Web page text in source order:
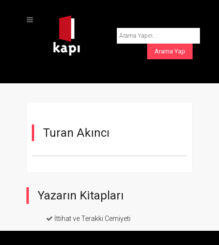
Turan Akıncı
Yazarın Kitapları
İttihat ve Terakki Cemiyeti